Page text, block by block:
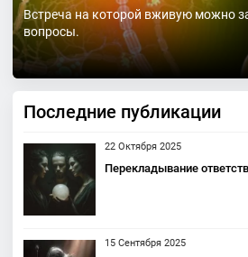
Встреча на которой вживую можно
вопросы.
Последние публикации
22 Октября 2025
Перекладывание
15 Сентября 2025